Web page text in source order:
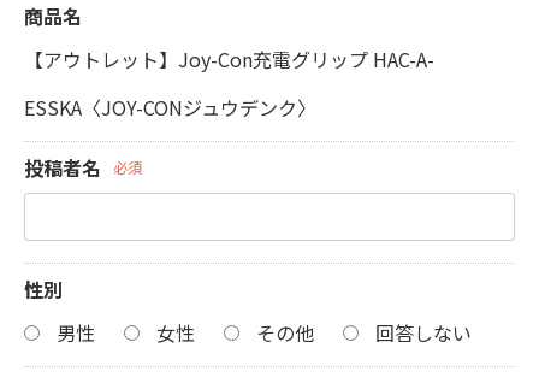
商品名
【アウトレット】Joy-Con充電グリップ HAC-A-
ESSKA〈JOY-CONジュウデンク〉
投稿者名 必須
性別
男性
女性 その他 回答しない